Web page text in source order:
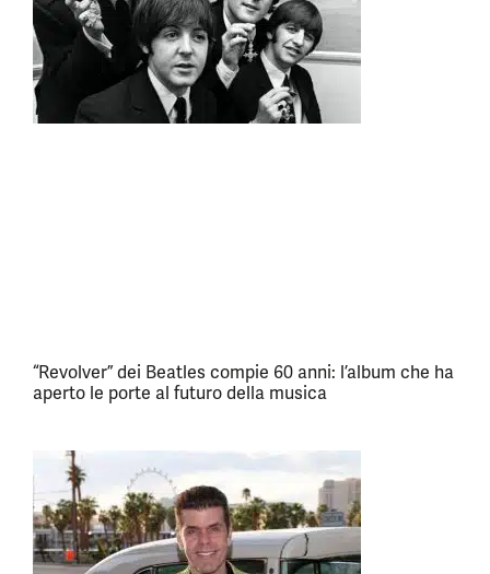
“Revolver” dei Beatles compie 60 anni: l’album che ha
aperto le porte al futuro della musica